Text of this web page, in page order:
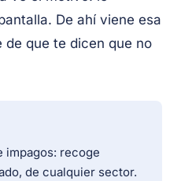
De ahí viene esa
que te dicen que no
impagos: recoge
de cualquier sector.